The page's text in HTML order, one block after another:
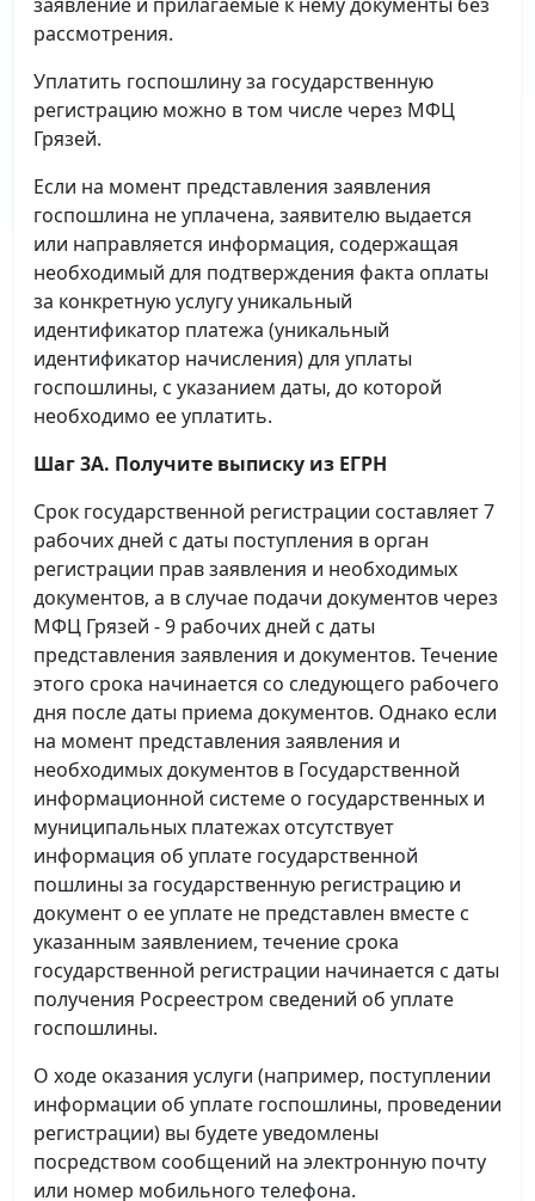
рассмотрения.
Уплатить госпошлину за государственную
регистрацию можно в том числе через МФЦ
Грязей.
Если на момент представления заявления
госпошлина не уплачена, заявителю выдается
или направляется информация, содержащая
необходимый для подтверждения факта оплаты
за конкретную услугу уникальный
идентификатор платежа (уникальный
идентификатор начисления) для уплаты
госпошлины, с указанием даты, до которой
необходимо ее уплатить.
Шаг 3А. Получите выписку из ЕГРН
Срок государственной регистрации составляет 7
рабочих дней с даты поступления в орган
регистрации прав заявления и необходимых
документов, а в случае подачи документов через
МФЦ Грязей - 9 рабочих дней с даты
представления заявления и документов. Течение
этого срока начинается со следующего рабочего
дня после даты приема документов. Однако если
на момент представления заявления и
необходимых документов в Государственной
информационной системе о государственных и
муниципальных платежах отсутствует
информация об уплате государственной
пошлины за государственную регистрацию и
документ о ее уплате не представлен вместе с
указанным заявлением, течение срока
государственной регистрации начинается с даты
получения Росреестром сведений об уплате
госпошлины.
О ходе оказания услуги (например, поступлении
информации об уплате госпошлины, проведении
регистрации) вы будете уведомлены
посредством сообщений на электронную почту
или номер мобильного телефона.